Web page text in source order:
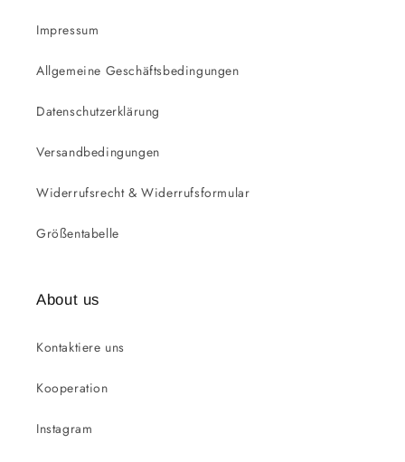
Impressum
Allgemeine Geschäftsbedingungen
Datenschutzerklärung
Versandbedingungen
Widerrufsrecht & Widerrufsformular
Größentabelle
About us
Kontaktiere uns
Kooperation
Instagram